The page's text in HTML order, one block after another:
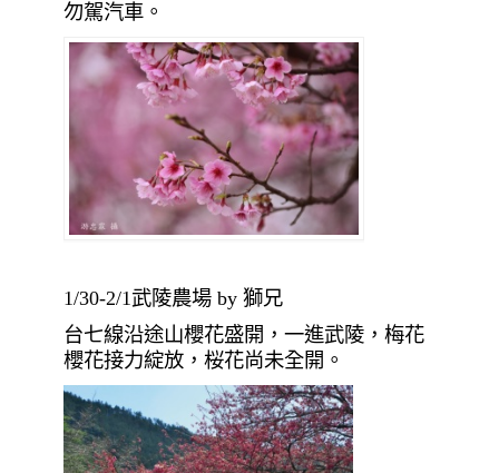
勿駕汽車。
1/30-2/1武陵農場 by 獅兄
台七線沿途山櫻花盛開，一進武陵，梅花
櫻花接力綻放，桜花尚未全開。